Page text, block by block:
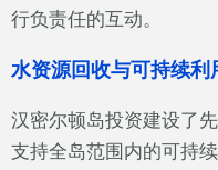
行负责任的互动。
水资源回收与可持续利
汉密尔顿岛投资建设了
支持全岛范围内的可持续